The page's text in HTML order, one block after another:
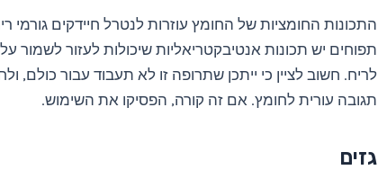
התכונות החומציות של החומץ עוזרות לנטרל חיידקים גורמי
תפוחים יש תכונות אנטיבקטריאליות שיכולות לעזור לשמור
לריח. חשוב לציין כי ייתכן שתרופה זו לא תעבוד עבור כולם,
תגובה עורית לחומץ. אם זה קורה, הפסיקו את השימוש.
גזים